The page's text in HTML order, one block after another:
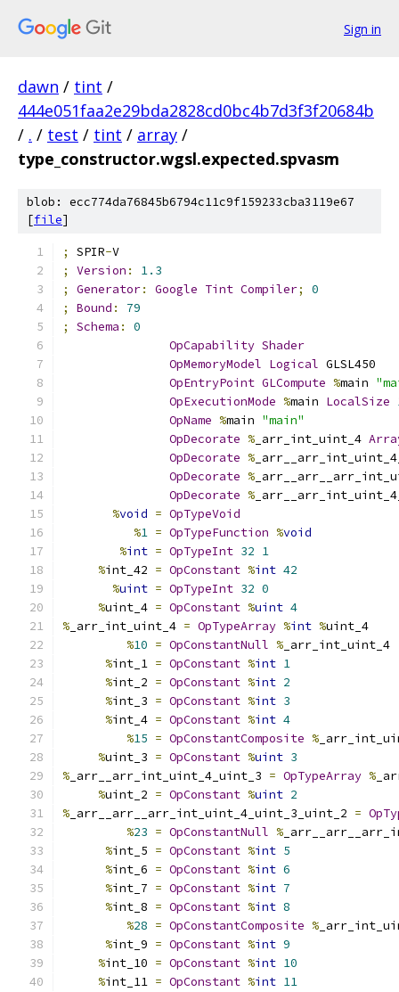
Sign in
dawn / tint /
444e051faa2e29bda2828cd0bc4b7d3f3f20684b
/ . / test / tint / array /
type_constructor.wgsl.expected.spvasm
blob: ecc774da76845b6794c11c9f159233cba3119e67
[file]
; SPIR-V
;
Version :
1.3
;
Generator: Google Tint Compiler;
0
;
Bound :
79
;
Schema :
0
OpCapability Shader
OpMemoryModel Logical GLSL450
OpEntryPoint GLCompute %main
OpExecutionMode %main LocalSize
OpName %main "main"
OpDecorate % _arr_int_uint_4
OpDecorate %
OpDecorate %
OpDecorate %
%void = OpTypeVoid
%1 = OpTypeFunction %void
%int = OpTypeInt 32 1
%int_42 = OpConstant %int 42
%uint = OpTypeInt 32 0
%uint_4 = OpConstant %uint 4
% _arr_int_uint_4 = OpTypeArray %int %uint_4
%10 = OpConstantNull % _arr_int_uint_4
%int_1 = OpConstant %int 1
%int_2 = OpConstant %int 2
%int_3 = OpConstant %int 3
%int_4 = OpConstant %int 4
%15 = OpConstantComposite %
%uint_3 = OpConstant %uint 3
% _arr__arr_int_uint_4_uint_3 = OpTypeArray %
%uint_2 = OpConstant %uint 2
% _arr__arr__arr_int_uint_4_uint_3_uint_2 =
%23 = OpConstantNull %
%int_5 = OpConstant %int 5
%int_6 = OpConstant %int 6
%int_7 = OpConstant %int 7
%int_8 = OpConstant %int 8
%28 = OpConstantComposite %
%int_9 = OpConstant %int 9
%int_10 = OpConstant %int 10
%int_11 = OpConstant %int 11